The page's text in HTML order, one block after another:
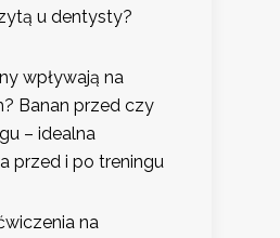
u dentysty?
wpływają na
Banan przed czy
– idealna
przed i po treningu
na